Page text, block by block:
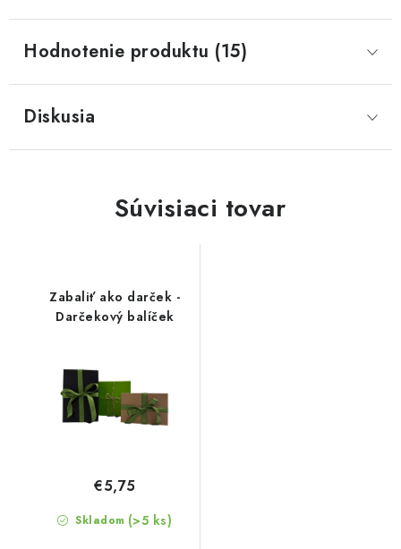
Hodnotenie produktu (15)
Diskusia
Súvisiaci tovar
Zabaliť ako darček -
Darčekový balíček
Skladom (>5 ks)
€5,75